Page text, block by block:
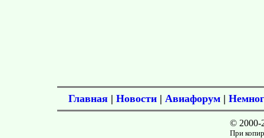
Главная | Новости | Авиафорум |
© 2000-
При